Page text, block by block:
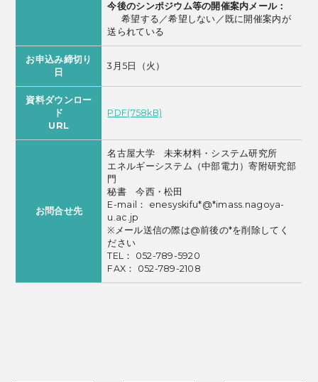
今後のシンポジウム等の開催案内メール：
希望する／希望しない／既に開催案内が
送られている
お申込み締切り
日
3月5日（火）
資料ダウンロー
ド
URL
PDF(758kB)
お問合せ先
名古屋大学 未来材料・システム研究所
エネルギーシステム（中部電力）寄附研究部
門
秘書 今西・松田
E-mail： enesyskifu*@*imass.nagoya-
u.ac.jp
※メール送信の際は@前後の*を削除してく
ださい
TEL： 052-789-5920
FAX： 052-789-2108